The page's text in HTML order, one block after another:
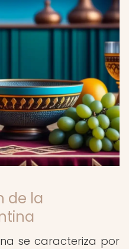
de la
se caracteriza por